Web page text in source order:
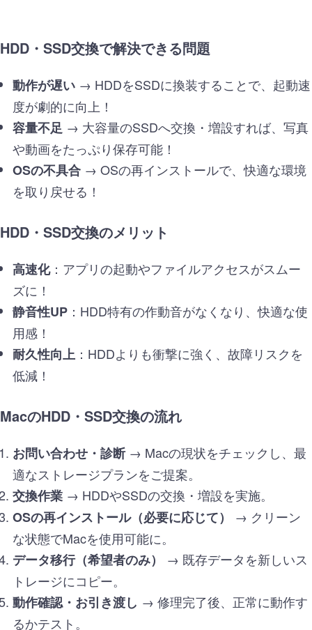
HDD・SSD交換で解決できる問題
動作が遅い → HDDをSSDに換装することで、起動速
度が劇的に向上！
容量不足 → 大容量のSSDへ交換・増設すれば、写真
や動画をたっぷり保存可能！
OSの不具合 → OSの再インストールで、快適な環境
を取り戻せる！
HDD・SSD交換のメリット
高速化：アプリの起動やファイルアクセスがスムー
ズに！
静音性UP ：HDD特有の作動音がなくなり、快適な使
用感！
耐久性向上 ：HDDよりも衝撃に強く、故障リスクを
低減！
MacのHDD・SSD交換の流れ
お問い合わせ・診断→ Macの現状をチェックし、最
適なストレージプランをご提案。
交換作業 → HDDやSSDの交換・増設を実施。
OSの再インストール（必要に応じて）
→ クリーン
な状態でMacを使用可能に。
データ移行（希望者のみ）
→ 既存データを新しいス
トレージにコピー。
動作確認・お引き渡し → 修理完了後、正常に動作す
るかテスト。